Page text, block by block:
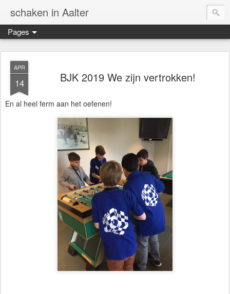
schaken in Aalter
Pages
APR
14 BJK 2019 We zijn vertrokken!
En al heel ferm aan het oefenen!